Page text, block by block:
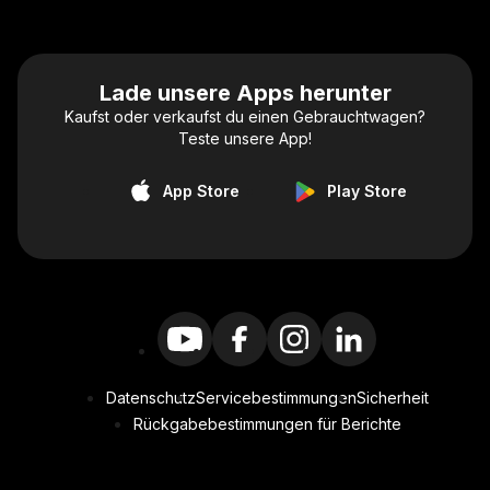
Lade unsere Apps herunter
Kaufst oder verkaufst du einen Gebrauchtwagen?
Teste unsere App!
App Store Play Store
DatenschutzServicebestimmungenSicherheit
Rückgabebestimmungen für Berichte